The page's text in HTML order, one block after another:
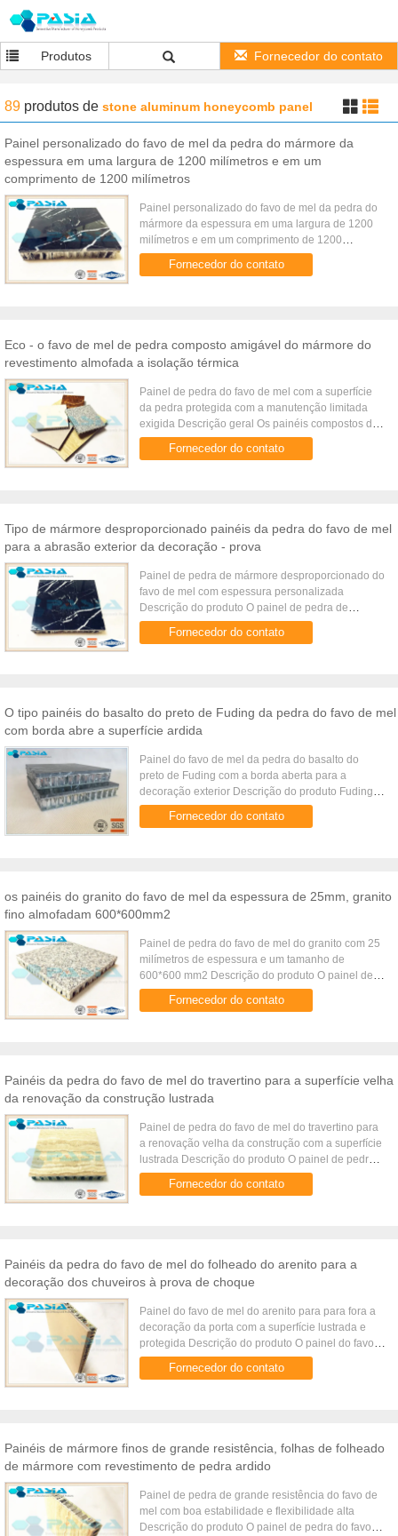
Produtos Fornecedor do contato
89 produtos de stone aluminum honeycomb panel
Painel personalizado do favo de mel da pedra do mármore da
espessura em uma largura de 1200 milímetros e em um
comprimento de 1200 milímetros
Painel personalizado do favo de mel da pedra do
mármore da espessura em uma largura de 1200
milímetros e em um comprimento de 1200
milímetros Descrição do produto É o tamanho o
mais popular para a maioria dos ...
Fornecedor do contato
Eco - o favo de mel de pedra composto amigável do mármore do
revestimento almofada a isolação térmica
Painel de pedra do favo de mel com a superfície
da pedra protegida com a manutenção limitada
exigida Descrição geral Os painéis compostos do
favo de mel de pedra ultra-fino são inovados
devido aos recursos de ...
Fornecedor do contato
Tipo de mármore desproporcionado painéis da pedra do favo de mel
para a abrasão exterior da decoração - prova
Painel de pedra de mármore desproporcionado do
favo de mel com espessura personalizada
Descrição do produto O painel de pedra de
mármore desproporcionado do favo de mel é com
um comprimento linear da unidade ...
Fornecedor do contato
O tipo painéis do basalto do preto de Fuding da pedra do favo de mel
com borda abre a superfície ardida
Painel do favo de mel da pedra do basalto do
preto de Fuding com a borda aberta para a
decoração exterior Descrição do produto Fuding
enegrece o basalto que o painel de pedra do favo
de mel é um painel ...
Fornecedor do contato
os painéis do granito do favo de mel da espessura de 25mm, granito
fino almofadam 600*600mm2
Painel de pedra do favo de mel do granito com 25
milímetros de espessura e um tamanho de
600*600 mm2 Descrição do produto O painel de
pedra do favo de mel do granito é um painel de
sanduíche com um painel de ...
Fornecedor do contato
Painéis da pedra do favo de mel do travertino para a superfície velha
da renovação da construção lustrada
Painel de pedra do favo de mel do travertino para
a renovação velha da construção com a superfície
lustrada Descrição do produto O painel de pedra
do favo de mel do travertino para a renovação
velha da construç...
Fornecedor do contato
Painéis da pedra do favo de mel do folheado do arenito para a
decoração dos chuveiros à prova de choque
Painel do favo de mel do arenito para para fora a
decoração da porta com a superfície lustrada e
protegida Descrição do produto O painel do favo
de mel do arenito para a decoração exterior é um
tipo do painel ...
Fornecedor do contato
Painéis de mármore finos de grande resistência, folhas de folheado
de mármore com revestimento de pedra ardido
Painel de pedra de grande resistência do favo de
mel com boa estabilidade e flexibilidade alta
Descrição do produto O painel de pedra do favo